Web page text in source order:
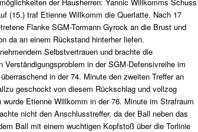
(15.) traf Etienne Willkomm die Querlatte. Nach 17
Flanke SGM-Tormann Gyrock an die Brust und
da an einem Rückstand hinterher liefen.
Selbstvertrauen und brachte die
in der SGM-Defensivreihe im
in der 74. Minute den zweiten Treffer an
geschockt von diesem Rückschlag und vollzog
Etienne Willkomm in der 76. Minute im Strafraum
nicht den Anschlusstreffer, da der Ball neben das
Ball mit einem wuchtigen Kopfstoß über die Torlinie